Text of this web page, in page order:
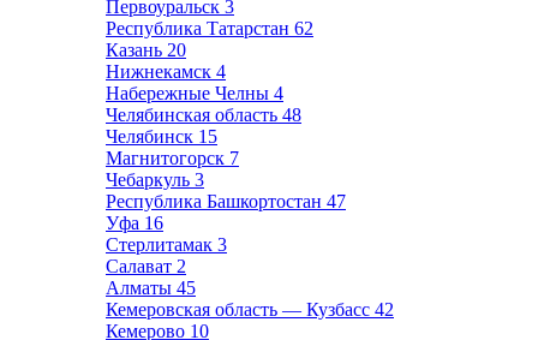
Первоуральск 3
Республика Татарстан 62
Казань 20
Нижнекамск 4
Набережные Челны 4
Челябинская область 48
Челябинск 15
Магнитогорск 7
Чебаркуль 3
Республика Башкортостан 47
Уфа 16
Стерлитамак 3
Салават 2
Алматы 45
Кемеровская область — Кузбасс 42
Кемерово 10